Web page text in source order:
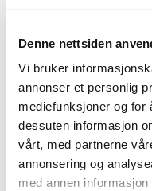
Denne nettsiden
Vi bruker
annonser et personlig
mediefunksjoner og for
dessuten informasjon
vårt, med partnerne
annonsering og
med annen
Ta kontakt
Er
Klikk her for å